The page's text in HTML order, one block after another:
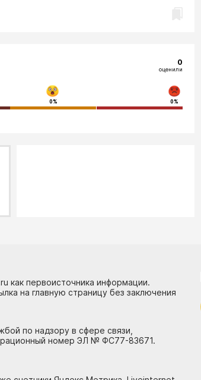
0
оценили
0% 0%
как первоисточника информации.
на главную страницу без заключения
по надзору в сфере связи,
номер ЭЛ № ФС77-83671.